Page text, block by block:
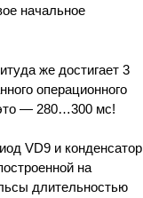
начальное
же достигает 3
операционного
— 280…300 мс!
VD9 и конденсатор
на
длительностью